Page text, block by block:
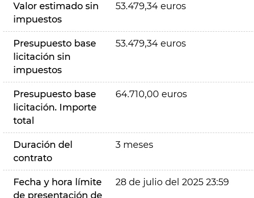
Valor estimado sin
impuestos
53.479,34 euros
Presupuesto base
licitación sin
impuestos
53.479,34 euros
Presupuesto base
licitación. Importe
total
64.710,00 euros
Duración del
contrato
3 meses
Fecha y hora límite
de presentación de
28 de julio del 2025 23:59